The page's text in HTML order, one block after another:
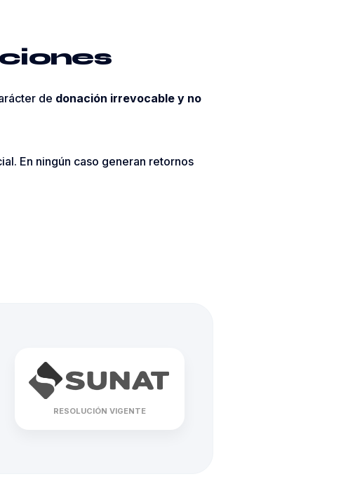
de donación irrevocable y no
En ningún caso generan retornos
RESOLUCIÓN VIGENTE